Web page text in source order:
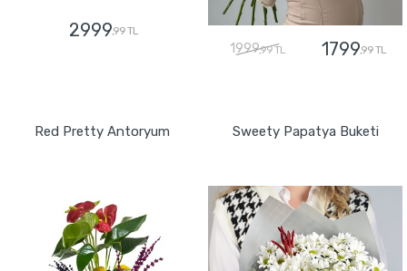
2999,99 TL
1999,99 TL 1799,99 TL
Red Pretty Antoryum Sweety Papatya Buketi